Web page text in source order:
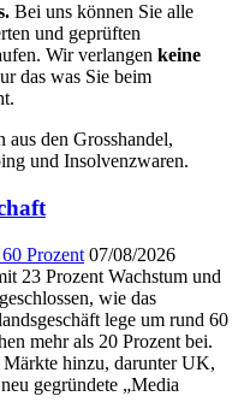
Bei uns können Sie alle
und geprüften
Wir verlangen keine
das was Sie beim
den Grosshandel,
und Insolvenzwaren.
Prozent 07/08/2026
23 Prozent Wachstum und
wie das
lege um rund 60
mehr als 20 Prozent bei.
Märkte hinzu, darunter UK,
gegründete „Media